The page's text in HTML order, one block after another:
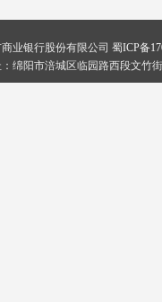
业银行股份有限公司 蜀ICP备
绵阳市涪城区临园路西段文竹